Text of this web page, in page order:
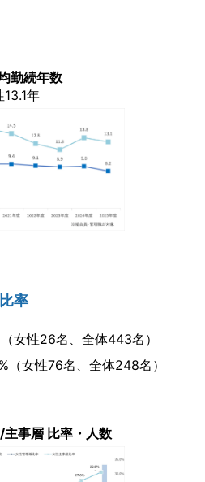
勤続年数
年
率
女性26名、全体443名）
女性76名、全体248名）
事層 比率・人数